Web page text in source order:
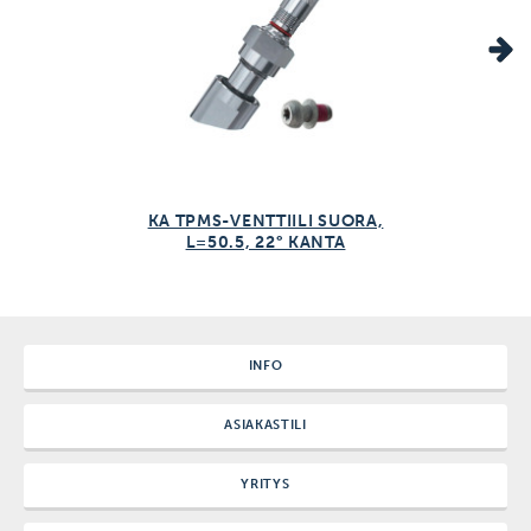
KA TPMS-VENTTIILI SUORA,
L=50.5, 22° KANTA
INFO
ASIAKASTILI
YRITYS